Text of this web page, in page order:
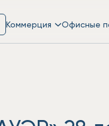
Коммерция Офисные